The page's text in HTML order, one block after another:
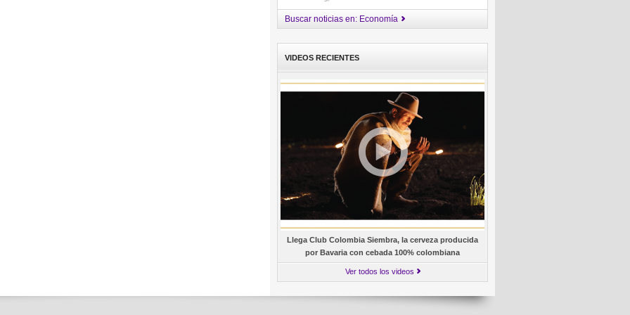
Buscar noticias en: Economía
VIDEOS RECIENTES
Llega Club Colombia Siembra, la cerveza producida
por Bavaria con cebada 100% colombiana
Ver todos los videos